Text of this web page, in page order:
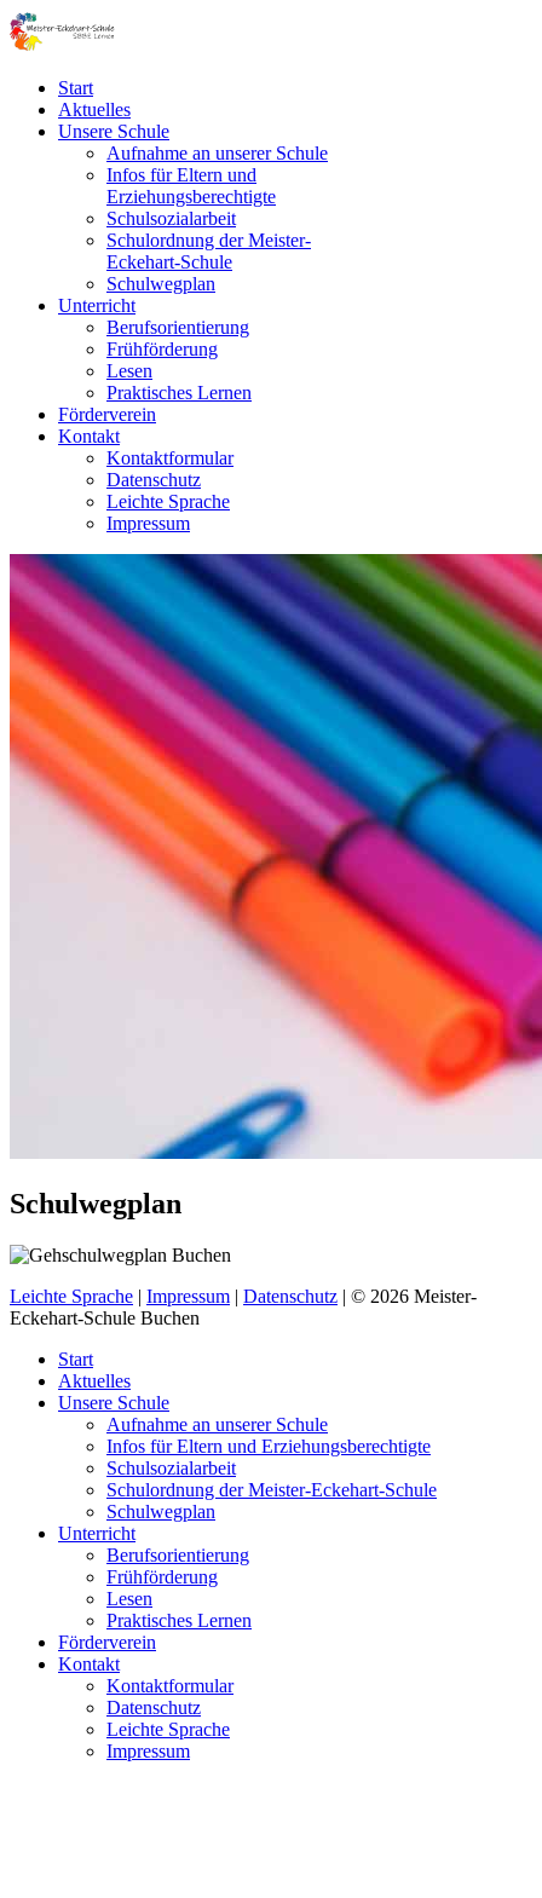
Start
Aktuelles
Unsere Schule
Aufnahme an unserer Schule
Infos für Eltern und
Erziehungsberechtigte
Schulsozialarbeit
Schulordnung der Meister-
Eckehart-Schule
Schulwegplan
Unterricht
Berufsorientierung
Frühförderung
Lesen
Praktisches Lernen
Förderverein
Kontakt
Kontaktformular
Datenschutz
Leichte Sprache
Impressum
Schulwegplan
Leichte Sprache | Impressum | Datenschutz | © 2026 Meister-
Eckehart-Schule Buchen
Start
Aktuelles
Unsere Schule
Aufnahme an unserer Schule
Infos für Eltern und Erziehungsberechtigte
Schulsozialarbeit
Schulordnung der Meister-Eckehart-Schule
Schulwegplan
Unterricht
Berufsorientierung
Frühförderung
Lesen
Praktisches Lernen
Förderverein
Kontakt
Kontaktformular
Datenschutz
Leichte Sprache
Impressum